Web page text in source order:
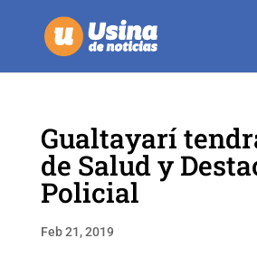
Gualtayarí
de Salud y
Policial
Feb 21, 2019